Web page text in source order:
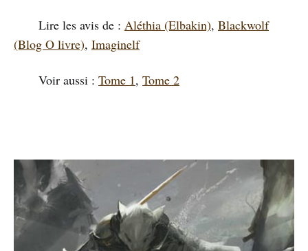
Lire les avis de : Aléthia (Elbakin), Blackwolf
(Blog O livre), Imaginelf
Voir aussi : Tome 1, Tome 2